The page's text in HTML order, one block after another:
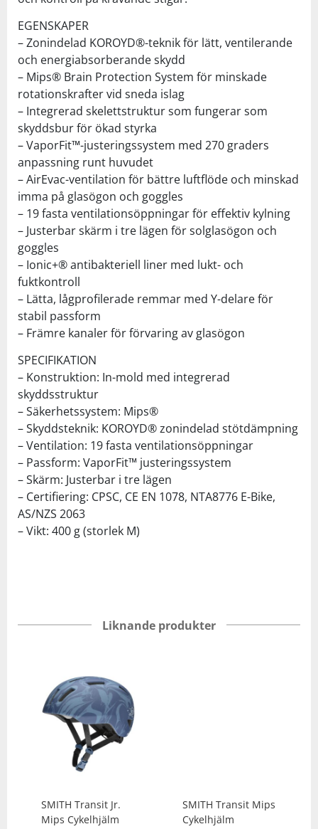
EGENSKAPER
– Zonindelad KOROYD®-teknik för lätt, ventilerande
och energiabsorberande skydd
– Mips® Brain Protection System för minskade
rotationskrafter vid sneda islag
– Integrerad skelettstruktur som fungerar som
skyddsbur för ökad styrka
– VaporFit™-justeringssystem med 270 graders
anpassning runt huvudet
– AirEvac-ventilation för bättre luftflöde och minskad
imma på glasögon och goggles
– 19 fasta ventilationsöppningar för effektiv kylning
– Justerbar skärm i tre lägen för solglasögon och
goggles
– Ionic+® antibakteriell liner med lukt- och
fuktkontroll
– Lätta, lågprofilerade remmar med Y-delare för
stabil passform
– Främre kanaler för förvaring av glasögon
SPECIFIKATION
– Konstruktion: In-mold med integrerad
skyddsstruktur
– Säkerhetssystem: Mips®
– Skyddsteknik: KOROYD® zonindelad stötdämpning
– Ventilation: 19 fasta ventilationsöppningar
– Passform: VaporFit™ justeringssystem
– Skärm: Justerbar i tre lägen
– Certifiering: CPSC, CE EN 1078, NTA8776 E-Bike,
AS/NZS 2063
– Vikt: 400 g (storlek M)
Liknande produkter
SMITH Transit Jr.
Mips Cykelhjälm
SMITH Transit Mips
Cykelhjälm